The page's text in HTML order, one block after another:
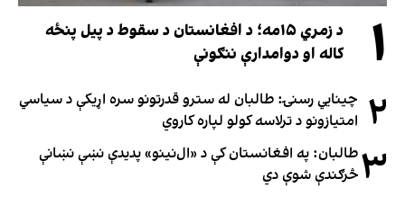
۱
د زمري ۱۵مه؛ د افغانستان د سقوط د پیل پنځه
کاله او دوامدارې ننګونې
۲ چینایي رسنۍ: طالبان له سترو قدرتونو سره اړیکې د سیاسي
امتیازونو د ترلاسه کولو لپاره کاروي
۳طالبان: په افغانستان کې د «ال‌نینو» پدیدې نښې نښانې
څرګندې شوې دي